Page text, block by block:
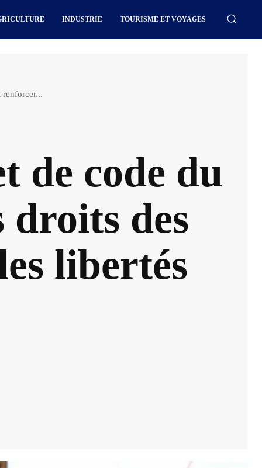
INDUSTRIE TOURISME ET VOYAGES
de code du
des
libertés